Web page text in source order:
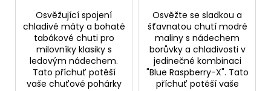
Osvěžující spojení
chladivé máty a bohaté
tabákové chuti pro
milovníky klasiky s
ledovým nádechem.
Tato příchuť potěší
vaše chuťové pohárky
Osvěžte se sladkou a
šťavnatou chutí modré
maliny s nádechem
borůvky a chladivosti v
jedinečné kombinaci
"Blue Raspberry-X". Tato
příchuť potěší vaše